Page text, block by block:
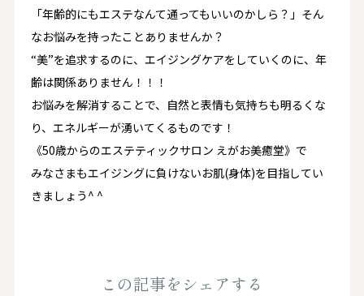
「年齢的にもエステなんて通ってもいいのかしら？」そん
なお悩みを持ったことありませんか？
“美”を追求するのに、エイジングケアをしていくのに、年
齢は関係ありません！！！
お悩みを解消することで、自然と表情も気持ちも明るくな
り、エネルギーが湧いてくるものです！
《50歳からのエステティックサロン えがお美癒堂》で
みなさまもエイジングに負けないお肌(身体)を目指してい
きましょう^ ^
この記事をシェアする